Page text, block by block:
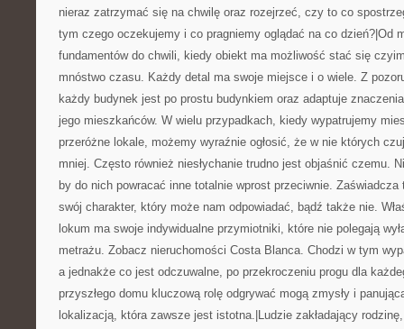
nieraz zatrzymać się na chwilę oraz rozejrzeć, czy to co
tym czego oczekujemy i co pragniemy oglądać na co dzień?|Od
fundamentów do chwili, kiedy obiekt ma możliwość stać się
mnóstwo czasu. Każdy detal ma swoje miejsce i o wiele. Z
każdy budynek jest po prostu budynkiem oraz adaptuje
jego mieszkańców. W wielu przypadkach, kiedy wypatrujemy
przeróżne lokale, możemy wyraźnie ogłosić, że w nie których
mniej. Często również niesłychanie trudno jest objaśnić czemu.
by do nich powracać inne totalnie wprost przeciwnie.
swój charakter, który może nam odpowiadać, bądź także nie.
lokum ma swoje indywidualne przymiotniki, które nie polegają
metrażu. Zobacz nieruchomości Costa Blanca. Chodzi w tym
a jednakże co jest odczuwalne, po przekroczeniu progu dla
przyszłego domu kluczową rolę odgrywać mogą zmysły i
lokalizacją, która zawsze jest istotna.|Ludzie zakładający